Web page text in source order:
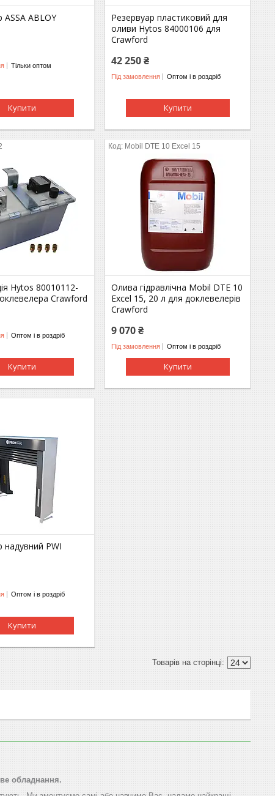
ABLOY
Тільки оптом
Купити
Резервуар пластиковий для
оливи Hytos 84000106 для
Crawford
42 250 ₴
Під замовлення Оптом і в роздріб
Купити
Hytos 80010112-
Crawford
Оптом і в роздріб
Купити
Mobil DTE 10 Excel 15
Олива гідравлічна Mobil DTE 10
Excel 15, 20 л для доклевелерів
Crawford
9 070 ₴
Під замовлення Оптом і в роздріб
Купити
PWI
Оптом і в роздріб
Купити
обладнання.